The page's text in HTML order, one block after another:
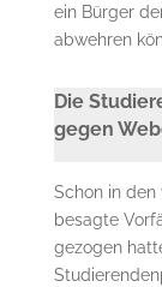
ein Bürger
abwehren
Die
gegen
Schon in den
besagte
gezogen